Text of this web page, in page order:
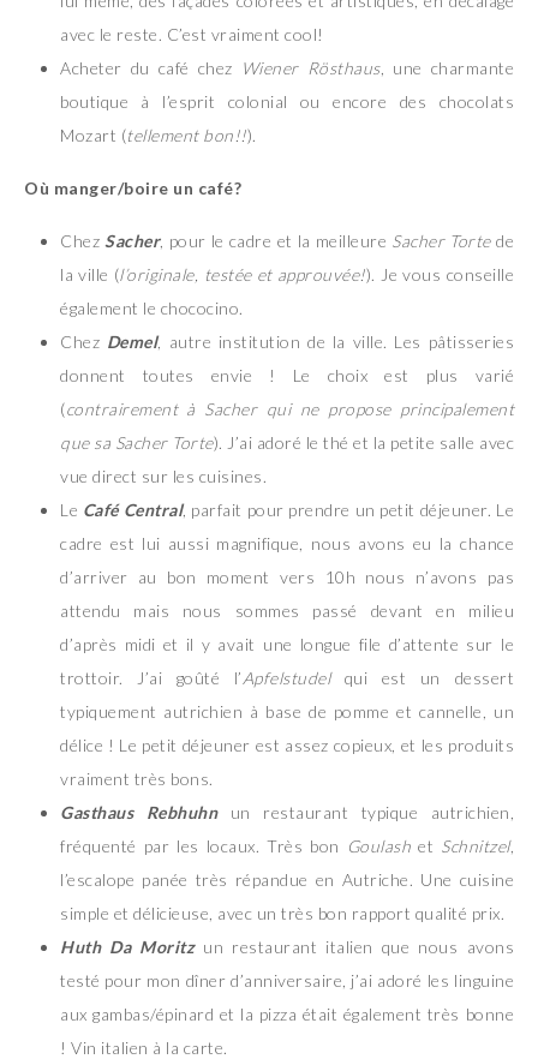
avec le reste. C’est vraiment cool!
Acheter du café chez Wiener Rösthaus, une charmante
boutique à l’esprit colonial ou encore des chocolats
Mozart (tellement bon!!).
Où manger/boire un café?
ChezSacher, pour le cadre et la meilleure Sacher Tortede
la ville (l’originale, testée et approuvée!). Je vous conseille
également le chococino.
Chez Demel, autre institution de la ville. Les pâtisseries
donnent toutes envie ! Le choix est plus varié
(contrairement à Sacher qui ne propose principalement
que sa Sacher Torte). J’ai adoré le thé et la petite salle avec
vue direct sur les cuisines.
Le Café Central, parfait pour prendre un petit déjeuner. Le
cadre est lui aussi magnifique, nous avons eu la chance
d’arriver au bon moment vers 10h nous n’avons pas
attendu mais nous sommes passé devant en milieu
d’après midi et il y avait une longue file d’attente sur le
trottoir. J’ai goûté l’Apfelstudelqui est un dessert
typiquement autrichien à base de pomme et cannelle, un
délice ! Le petit déjeuner est assez copieux, et les produits
vraiment très bons.
Gasthaus Rebhuhnun restaurant typique autrichien,
fréquenté par les locaux. Très bon Goulash et Schnitzel,
l’escalope panée très répandue en Autriche. Une cuisine
simple et délicieuse, avec un très bon rapport qualité prix.
Huth Da Moritzun restaurant italien que nous avons
testé pour mon dîner d’anniversaire, j’ai adoré les linguine
aux gambas/épinard et la pizza était également très bonne
! Vin italien à la carte.